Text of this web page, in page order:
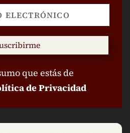
que estás de
de Privacidad